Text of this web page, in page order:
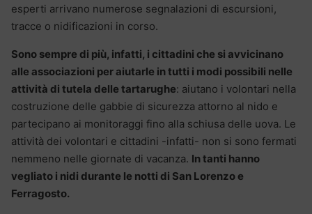
esperti arrivano numerose segnalazioni di escursioni,
tracce o nidificazioni in corso.
Sono sempre di più, infatti, i cittadini che si avvicinano
alle associazioni per aiutarle in tutti i modi possibili nelle
attività di tutela delle tartarughe: aiutano i volontari nella
costruzione delle gabbie di sicurezza attorno al nido e
partecipano ai monitoraggi fino alla schiusa delle uova. Le
attività dei volontari e cittadini -infatti- non si sono fermati
nemmeno nelle giornate di vacanza. In tanti hanno
vegliato i nidi durante le notti di San Lorenzo e
Ferragosto.